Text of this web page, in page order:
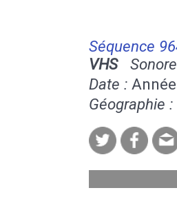
Séquence
VHSSonore
Date :
Géographie :